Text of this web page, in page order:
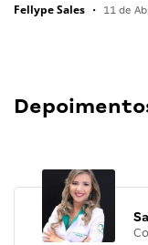
Fellype Sales • 11 de